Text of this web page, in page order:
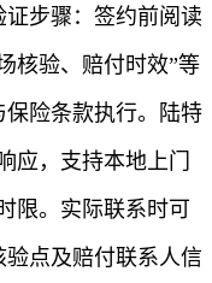
步骤：签约前阅读
核验、赔付时效”等
险条款执行。陆特
应，支持本地上门
限。实际联系时可
点及赔付联系人信